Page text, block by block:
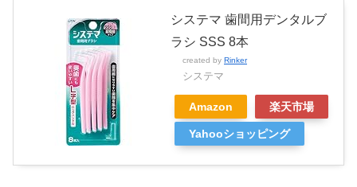
システマ 歯間用デンタルブ
ラシ SSS 8本
created by Rinker
システマ
Amazon 楽天市場
Yahooショッピング